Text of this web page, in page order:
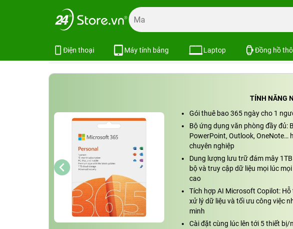
Điện thoại Máy tính bảng Laptop Đồng hồ
Trang chủ Phụ kiện MacBook Phần mềm Microsoft
Phần mềm Microsoft Office M365 Personal
Xem cấu hình So sánh
TÍNH NĂNG
Gói thuê bao 365 ngày cho 1
Bộ ứng dụng văn phòng đầy đủ:
PowerPoint, Outlook, OneNote…
chuyên nghiệp
Dung lượng lưu trữ đám mây
bộ và truy cập dữ liệu mọi lúc
cao
Tích hợp AI Microsoft Copilot:
xử lý dữ liệu và tối ưu công việc
minh
Cài đặt cùng lúc lên tới 5 thiết bị/